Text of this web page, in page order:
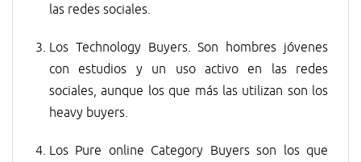
las redes sociales.
Los Technology Buyers. Son hombres jóvenes
con estudios y un uso activo en las redes
sociales, aunque los que más las utilizan son los
heavy buyers.
Los Pure online Category Buyers son los que